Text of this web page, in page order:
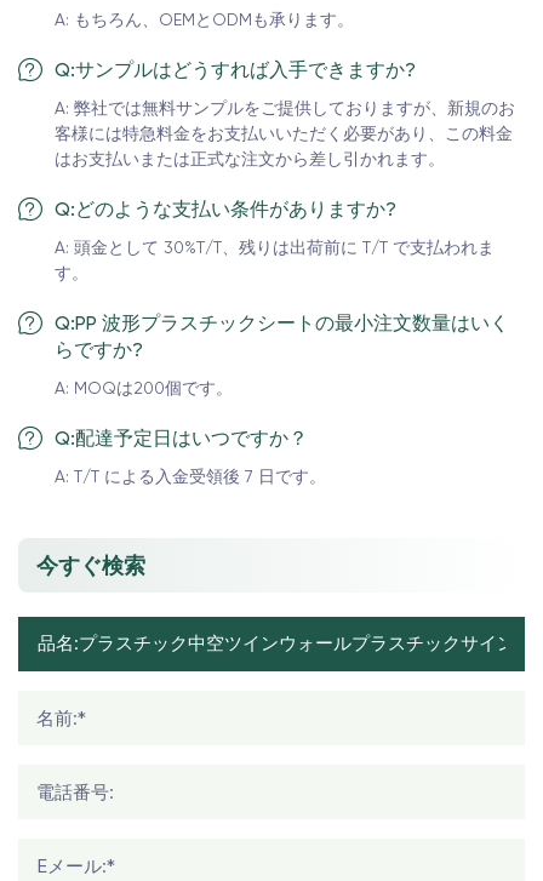
A: もちろん、OEMとODMも承ります。
Q:サンプルはどうすれば入手できますか?
A: 弊社では無料サンプルをご提供しておりますが、新規のお
客様には特急料金をお支払いいただく必要があり、この料金
はお支払いまたは正式な注文から差し引かれます。
Q:どのような支払い条件がありますか?
A: 頭金として 30%T/T、残りは出荷前に T/T で支払われま
す。
Q:PP 波形プラスチックシートの最小注文数量はいく
らですか?
A: MOQは200個です。
Q:配達予定日はいつですか？
A: T/T による入金受領後 7 日です。
今すぐ検索
名前:*
電話番号:
Eメール:*